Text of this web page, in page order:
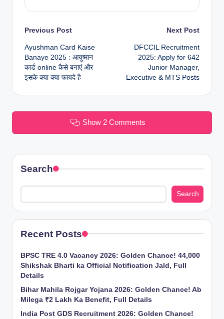
Post
navigation
Previous Post
Ayushman Card Kaise
Banaye 2025 : आयुष्मान
कार्ड online कैसे बनाएं और
इसके क्या क्या फायदे है
Next Post
DFCCIL Recruitment
2025: Apply for 642
Junior Manager,
Executive & MTS Posts
Show 2 Comments
Search
Search
Recent Posts
BPSC TRE 4.0 Vacancy 2026: Golden Chance! 44,000
Shikshak Bharti ka Official Notification Jald, Full
Details
Bihar Mahila Rojgar Yojana 2026: Golden Chance! Ab
Milega ₹2 Lakh Ka Benefit, Full Details
India Post GDS Recruitment 2026: Golden Chance!